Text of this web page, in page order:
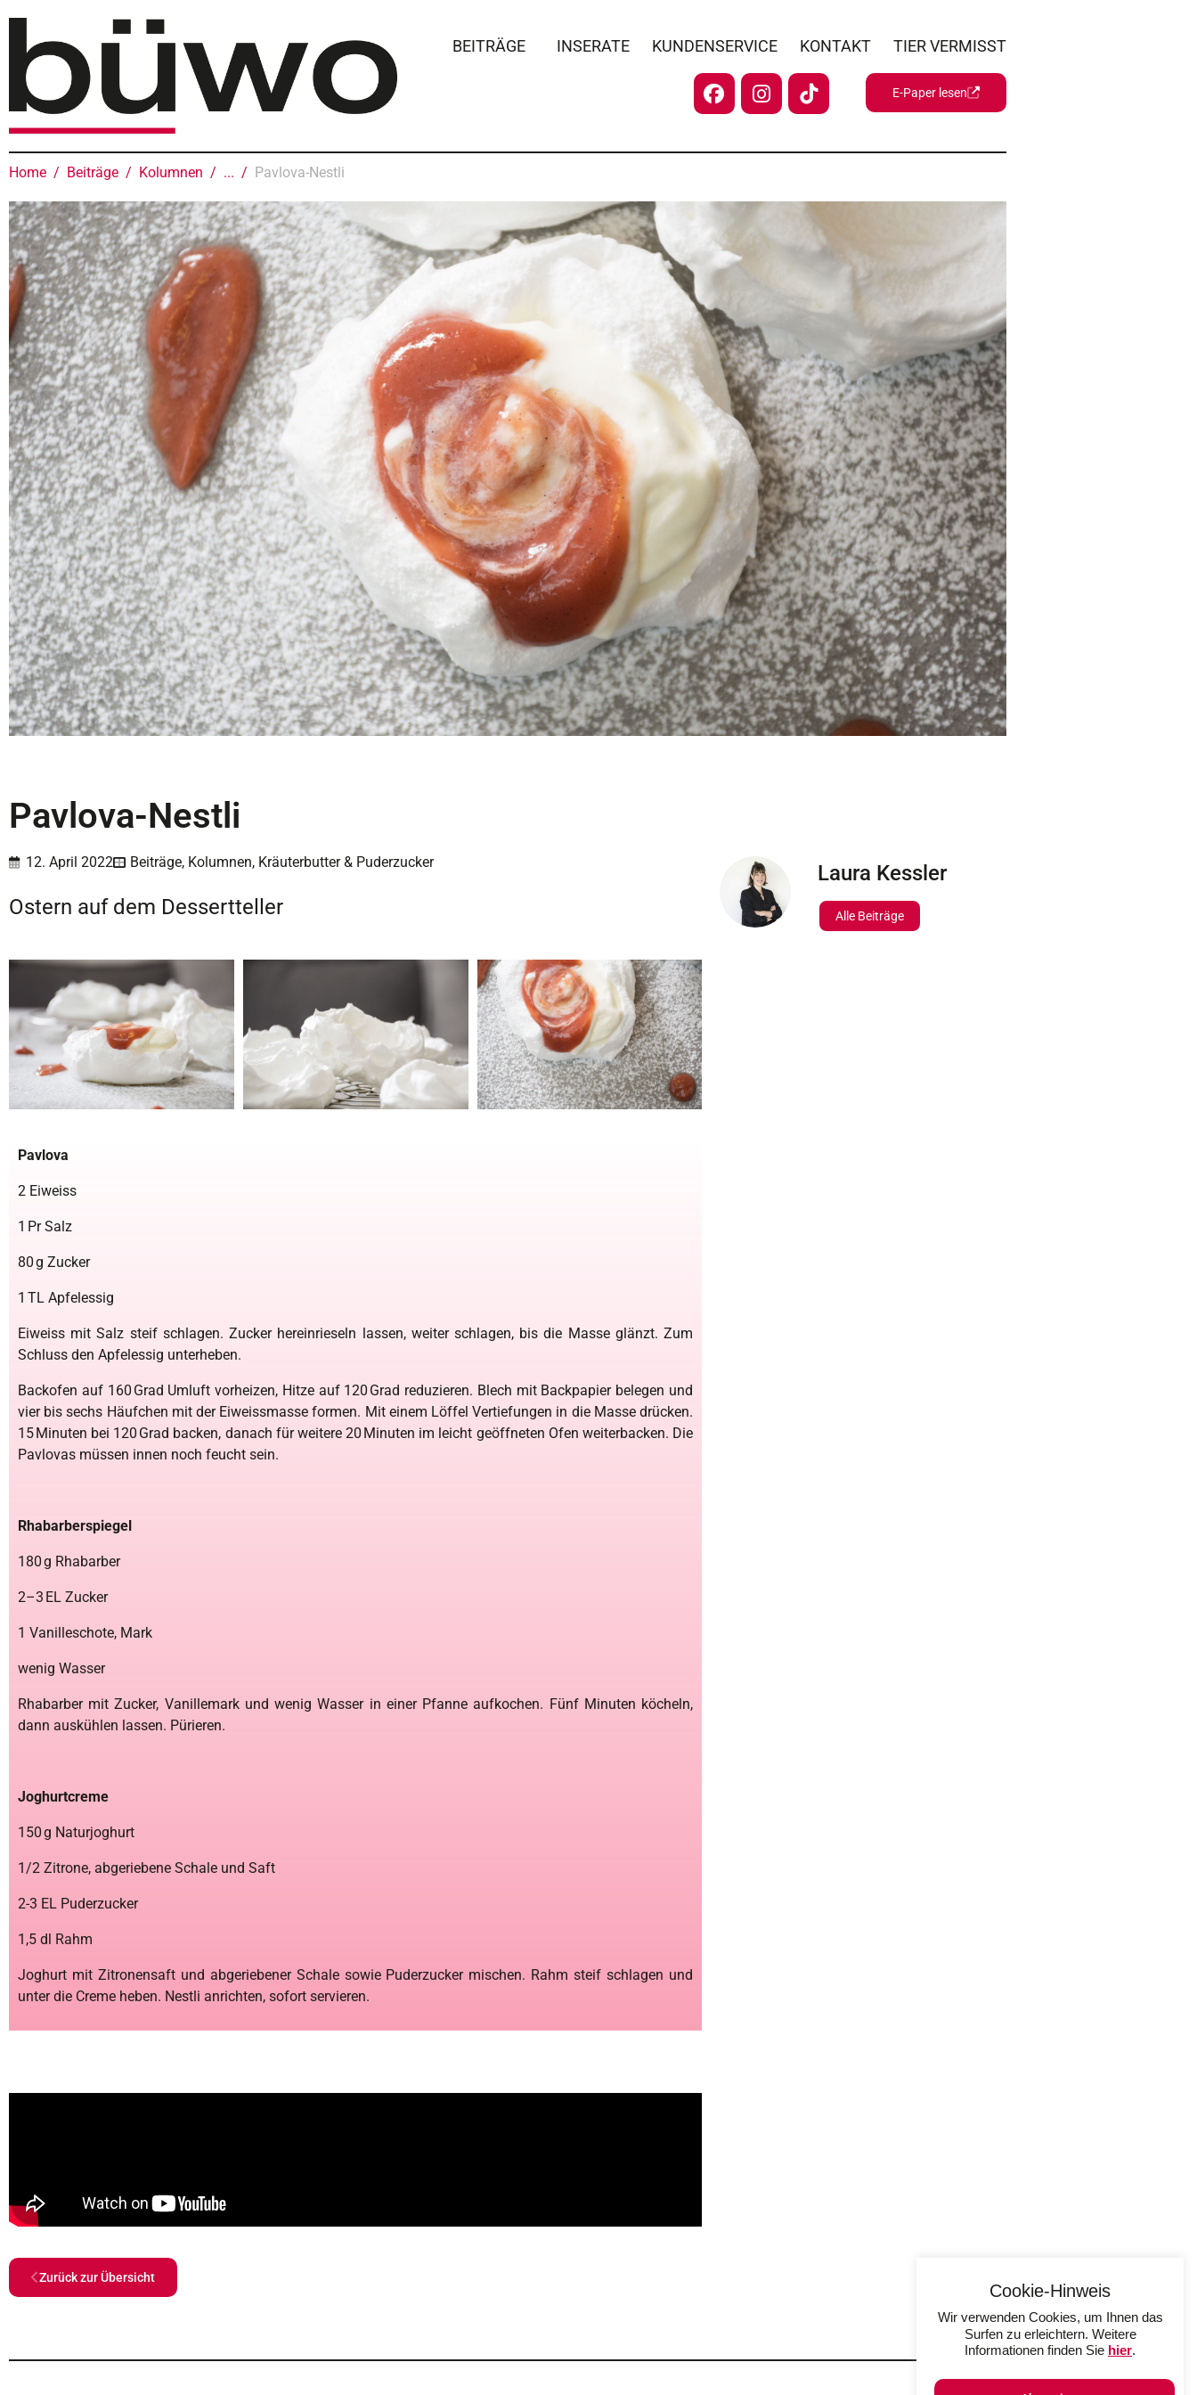
BEITRÄGE INSERATE KUNDENSERVICE KONTAKT TIER VERMISST
E-Paper lesen
Home Beiträge Kolumnen ... Pavlova-Nestli
Pavlova-Nestli
12. April 2022 Beiträge, Kolumnen, Kräuterbutter & Puderzucker
Ostern auf dem Dessertteller
Laura Kessler
Alle Beiträge
Pavlova
2 Eiweiss
1 Pr Salz
80 g Zucker
1 TL Apfelessig
Eiweiss mit Salz steif schlagen. Zucker hereinrieseln lassen, weiter schlagen, bis die Masse glänzt. Zum
Schluss den Apfelessig unterheben.
Backofen auf 160 Grad Umluft vorheizen, Hitze auf 120 Grad reduzieren. Blech mit Backpapier belegen und
vier bis sechs Häufchen mit der Eiweissmasse formen. Mit einem Löffel Vertiefungen in die Masse drücken.
15 Minuten bei 120 Grad backen, danach für weitere 20 Minuten im leicht geöffneten Ofen weiterbacken. Die
Pavlovas müssen innen noch feucht sein.
Rhabarberspiegel
180 g Rhabarber
2–3 EL Zucker
1 Vanilleschote, Mark
wenig Wasser
Rhabarber mit Zucker, Vanillemark und wenig Wasser in einer Pfanne aufkochen. Fünf Minuten köcheln,
dann auskühlen lassen. Pürieren.
Joghurtcreme
150 g Naturjoghurt
1/2 Zitrone, abgeriebene Schale und Saft
2-3 EL Puderzucker
1,5 dl Rahm
Joghurt mit Zitronensaft und abgeriebener Schale sowie Puderzucker mischen. Rahm steif schlagen und
unter die Creme heben. Nestli anrichten, sofort servieren.
Zurück zur Übersicht
Cookie-Hinweis
Wir verwenden Cookies, um Ihnen das
Surfen zu erleichtern. Weitere
Informationen finden Sie hier.